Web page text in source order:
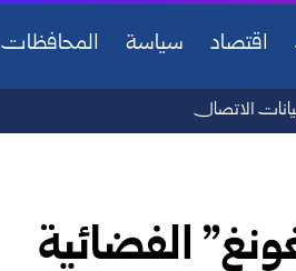
اقتصاد سياسة المحافظات
الاتصال
الفضائية